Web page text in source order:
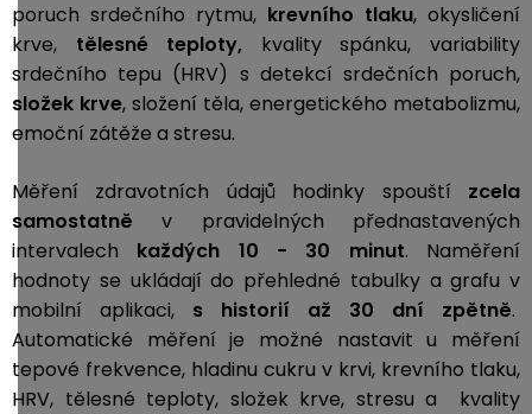
poruch srdečního rytmu, krevního tlaku, okysličení
krve, tělesné teploty, kvality spánku, variability
srdečního tepu (HRV) s detekcí srdečních poruch,
složek krve, složení těla, energetického metabolizmu,
emoční zátěže a stresu.
Měření zdravotních údajů hodinky spouští zcela
samostatně v pravidelných přednastavených
intervalech každých 10 - 30 minut. Naměření
hodnoty se ukládají do přehledné tabulky a grafu v
mobilní aplikaci, s historií až 30 dní zpětně.
Automatické měření je možné nastavit u měření
tepové frekvence, hladinu cukru v krvi, krevního tlaku,
HRV, tělesné teploty, složek krve, stresu a kvality